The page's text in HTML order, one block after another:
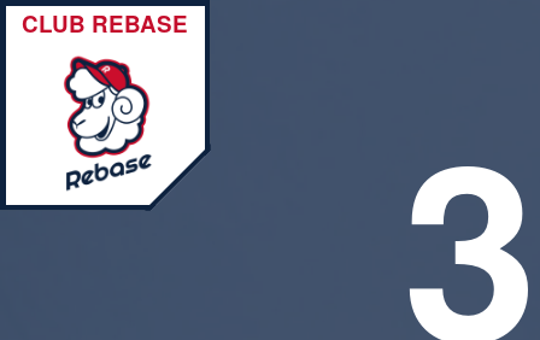
CLUB REBASE